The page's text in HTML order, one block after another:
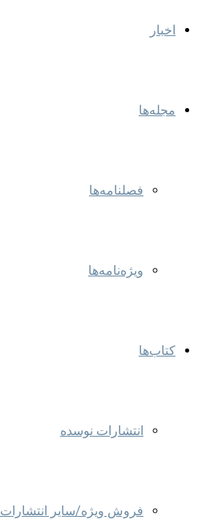
اخبار
مجله‌ها
فصلنامه‌ها
ویژه‌نامه‌ها
کتاب‌ها
انتشارات نوسده
فروش ویژه/سایر انتشارات